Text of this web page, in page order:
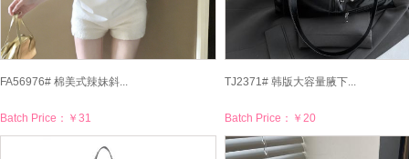
FA56976# 棉美式辣妹斜...
Batch Price： ￥31
TJ2371# 韩版大容量腋下...
Batch Price： ￥20